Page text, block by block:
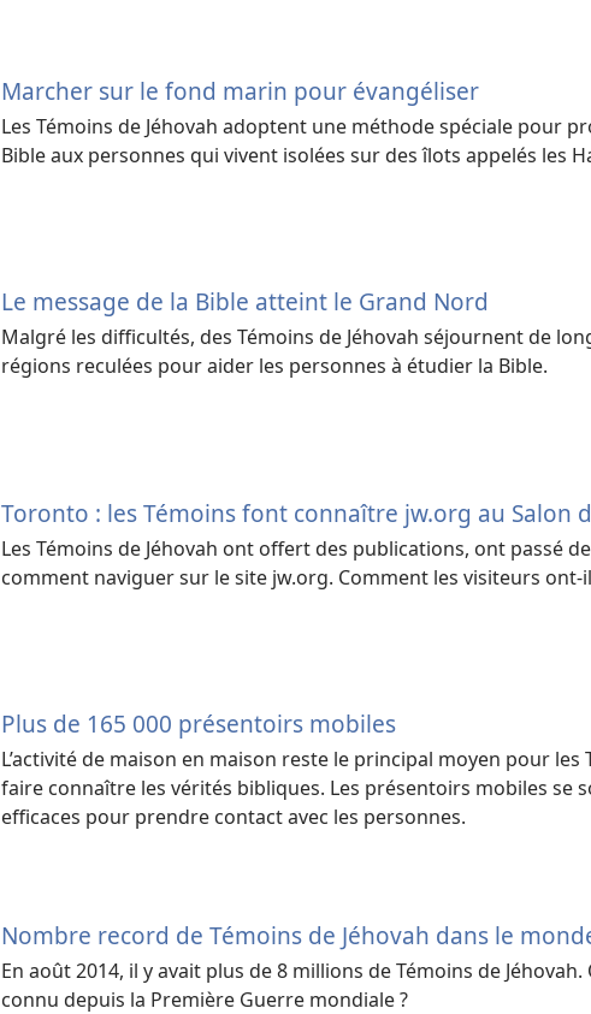
Marcher sur le fond marin pour évangéliser
Les Témoins de Jéhovah adoptent une méthode spéciale pour
Bible aux personnes qui vivent isolées sur des îlots appelés les
Le message de la Bible atteint le Grand Nord
Malgré les difficultés, des Témoins de Jéhovah séjournent de
régions reculées pour aider les personnes à étudier la Bible.
Toronto : les Témoins font connaître jw.org au Salon
Les Témoins de Jéhovah ont offert des publications, ont passé
comment naviguer sur le site jw.org. Comment les visiteurs ont-
Plus de 165 000 présentoirs mobiles
L’activité de maison en maison reste le principal moyen pour les
faire connaître les vérités bibliques. Les présentoirs mobiles se
efficaces pour prendre contact avec les personnes.
Nombre record de Témoins de Jéhovah dans le
En août 2014, il y avait plus de 8 millions de Témoins de
connu depuis la Première Guerre mondiale ?